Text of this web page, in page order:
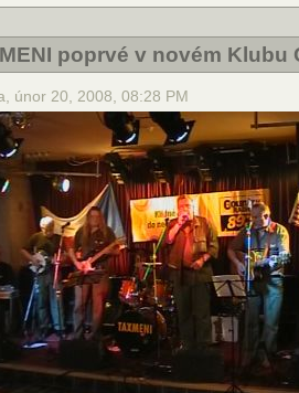
poprvé v novém Klubu
únor 20, 2008, 08:28 PM